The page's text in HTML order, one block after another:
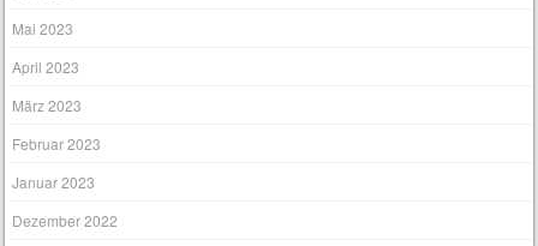
Mai 2023
April 2023
März 2023
Februar 2023
Januar 2023
Dezember 2022